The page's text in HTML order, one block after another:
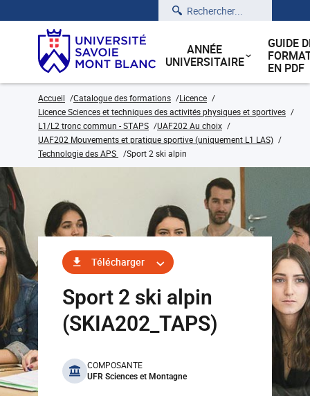
Rechercher
ANNÉE
UNIVERSITAIRE
GUIDE
EN PDF
Accueil Catalogue des formations
Licence
Licence Sciences et techniques des activités physiques et sportives
L1/L2 tronc commun - STAPS
UAF202 Au choix
UAF202 Mouvements et pratique sportive (uniquement L1 LAS)
Technologie des APS
Sport 2 ski alpin
Télécharger
Sport 2 ski alpin
(SKIA202_TAPS)
benefits
COMPOSANTE
UFR Sciences et Montagne